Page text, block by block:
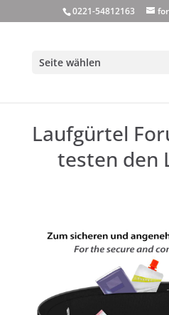
0221-54812163
Seite wählen
Laufgürtel
testen den